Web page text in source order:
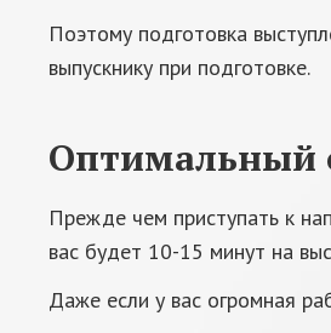
Поэтому подготовка
выпускнику при подготовке.
Оптимальный
Прежде чем приступать к
вас будет 10-15 минут на
Даже если у вас огромная